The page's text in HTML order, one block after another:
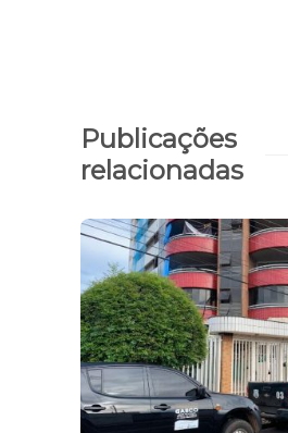
Publicações
relacionadas